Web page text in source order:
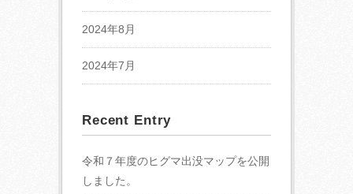
2024年8月
2024年7月
Recent Entry
令和７年度のヒグマ出没マップを公開
しました。